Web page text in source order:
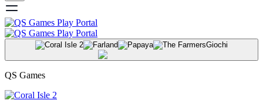
Giochi
QS Games